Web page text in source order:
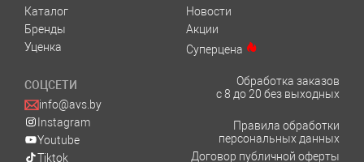
Каталог
Бренды
Уценка
Новости
Акции
Суперцена
СОЦСЕТИ
info@avs.by
Instagram
Youtube
Tiktok
Обработка заказов
с 8 до 20 без выходных
Правила обработки
персональных данных
Договор публичной оферты